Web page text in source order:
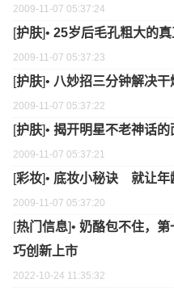
2009-11-07 05:37:24
[护肤]• 25岁后毛孔粗大的
2009-11-07 05:37:23
[护肤]• 八妙招三分钟解决干
2009-11-07 05:37:22
[护肤]• 揭开明星不老神话的
2009-11-07 05:37:21
[彩妆]• 底妆小秘诀 就让年
2009-11-07 05:37:20
[热门信息]• 奶酪包不住，
巧创新上市
2022-10-24 11:35:32